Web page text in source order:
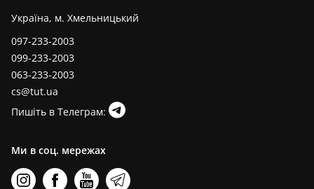
Україна, м. Хмельницький
097-233-2003
099-233-2003
063-233-2003
cs@tut.ua
Пишіть в Телеграм:
Ми в соц. мережах